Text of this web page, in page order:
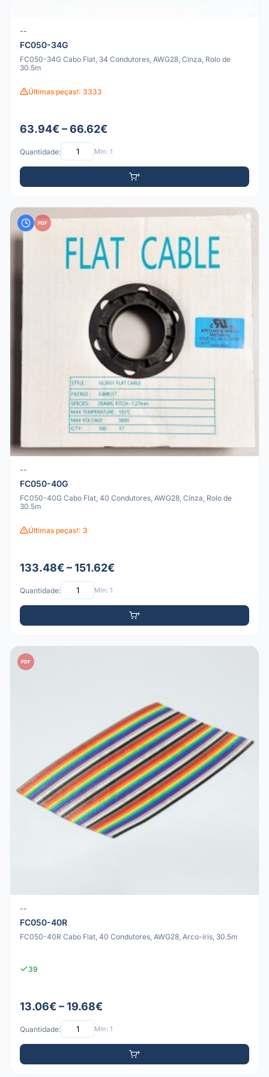
--
FC050-34G
FC050-34G Cabo Flat, 34 Condutores, AWG28, Cinza, Rolo de
30.5m
Últimas peças!: 3333
63.94€ – 66.62€
Quantidade: Mín: 1
PDF
--
FC050-40G
FC050-40G Cabo Flat, 40 Condutores, AWG28, Cinza, Rolo de
30.5m
Últimas peças!: 3
133.48€ – 151.62€
Quantidade: Mín: 1
PDF
--
FC050-40R
FC050-40R Cabo Flat, 40 Condutores, AWG28, Arco-íris, 30.5m
39
13.06€ – 19.68€
Quantidade: Mín: 1